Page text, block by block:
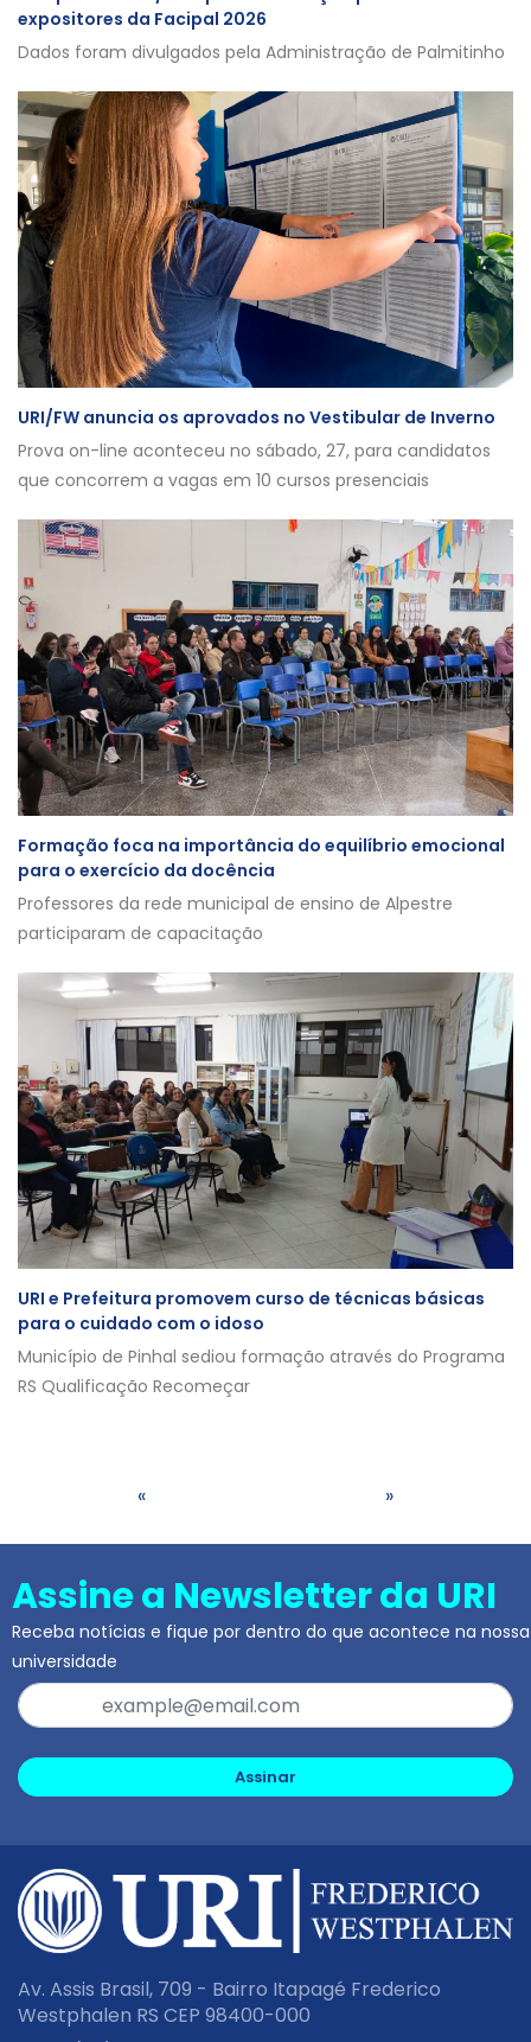
expositores da Facipal 2026
Dados foram divulgados pela Administração de Palmitinho
URI/FW anuncia os aprovados no Vestibular de Inverno
Prova on-line aconteceu no sábado, 27, para candidatos
que concorrem a vagas em 10 cursos presenciais
Formação foca na importância do equilíbrio emocional
para o exercício da docência
Professores da rede municipal de ensino de Alpestre
participaram de capacitação
URI e Prefeitura promovem curso de técnicas básicas
para o cuidado com o idoso
Município de Pinhal sediou formação através do Programa
RS Qualificação Recomeçar
« »
Assine a Newsletter da URI
Receba notícias e fique por dentro do que acontece na nossa
universidade
Assinar
Av. Assis Brasil, 709 - Bairro Itapagé Frederico
Westphalen RS CEP 98400-000